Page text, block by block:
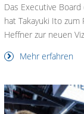
Das Executive
hat Takayuki Ito zum
Heffner zur neuen
Mehr erfahren